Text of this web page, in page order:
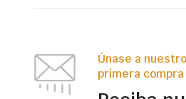
Únase a
primera compra